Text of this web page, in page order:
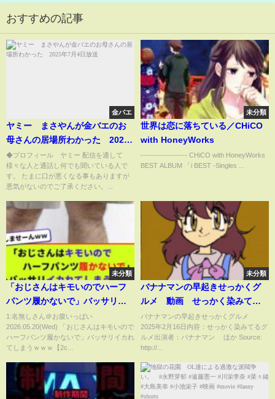
おすすめの記事
金バエ
ヤミー まさやんが金バエのお
母さんの居場所わかった 2025
年7月4日放送
◆プロフィール ヤミー 配信を通して
様々な人と通話し何でも聞いている人で
す。 たまに口が悪くなる事もありますが
悪気がないのでご了承ください。...
未分類
世界は恋に落ちている／CHiCO
with HoneyWorks
------------------- CHiCO with HoneyWorks
BEST ALBUM 「i BEST -Singles ...
未分類
「おじさんはキモいのでハーフ
パンツ履かないで」バッサリイ
カれてしまうｗｗｗ【2chまと
め】【2chスレ】【5chスレ】
1:名無しさん＠お腹いっぱい
2026.05.20(Wed) 「おじさんはキモいので
ハーフパンツ履かないで」バッサリイカれ
てしまうｗｗｗ【2c...
未分類
バナナマンの早起きせっかくグ
ルメ 動画 せっかく染みてる
グルメ 2月16日
バナナマンの早起きせっかくグルメ
2025年2月16日内容：せっかく染みてるグ
ルメ出演者：バナナマン ほか Source:
http://...